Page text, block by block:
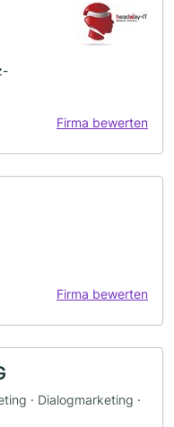
Firma bewerten
Firma bewerten
· Dialogmarketing ·